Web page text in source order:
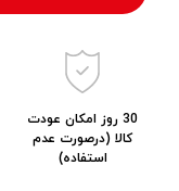
30 روز امکان عودت
کالا (درصورت عدم
استفاده)